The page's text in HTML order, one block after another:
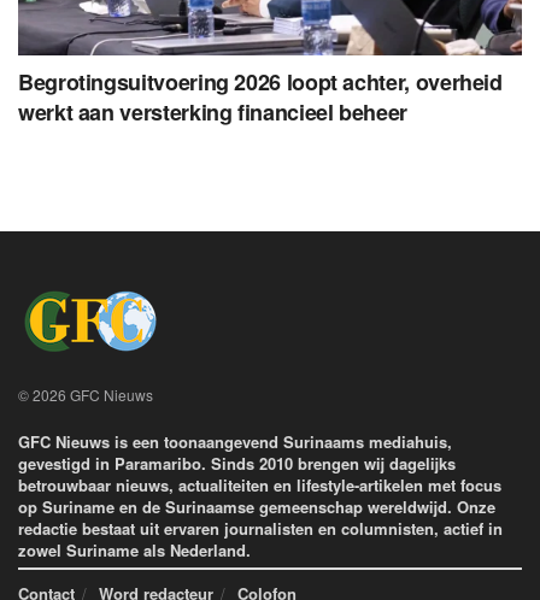
Begrotingsuitvoering 2026 loopt achter, overheid
werkt aan versterking financieel beheer
© 2026 GFC Nieuws
GFC Nieuws is een toonaangevend Surinaams mediahuis,
gevestigd in Paramaribo. Sinds 2010 brengen wij dagelijks
betrouwbaar nieuws, actualiteiten en lifestyle-artikelen met focus
op Suriname en de Surinaamse gemeenschap wereldwijd. Onze
redactie bestaat uit ervaren journalisten en columnisten, actief in
zowel Suriname als Nederland.
Contact
Word redacteur Colofon